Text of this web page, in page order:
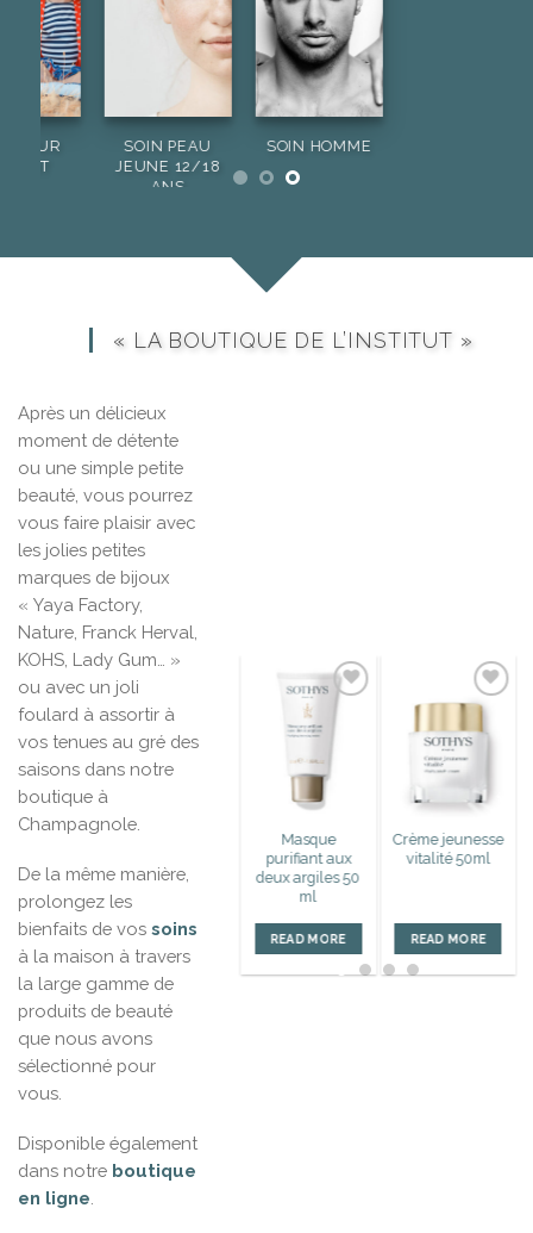
SOIN VISAGE RELAXATION SILHOUETTE
« LA BOUTIQUE DE L’INSTITUT »
Ajouter
à la liste
d’envies
Masque
purifiant aux
deux argiles 50
ml
READ MORE
à la liste
d’envies
Crème jeunesse
vitalité 50ml
READ MORE
Après un délicieux
moment de détente
ou une simple petite
beauté, vous pourrez
vous faire plaisir avec
les jolies petites
marques de bijoux
« Yaya Factory,
Nature, Franck Herval,
KOHS, Lady Gum… »
ou avec un joli
foulard à assortir à
vos tenues au gré des
saisons dans notre
boutique à
Champagnole.
De la même manière,
prolongez les
bienfaits de vos soins
à la maison à travers
la large gamme de
produits de beauté
que nous avons
sélectionné pour
vous.
Disponible également
dans notre boutique
en ligne